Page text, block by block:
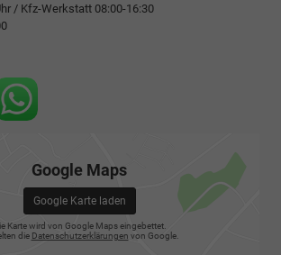
/ Kfz-Werkstatt 08:00-16:30
Google Maps
Google Karte laden
Karte wird von Google Maps eingebettet.
die Datenschutzerklärungen von Google.